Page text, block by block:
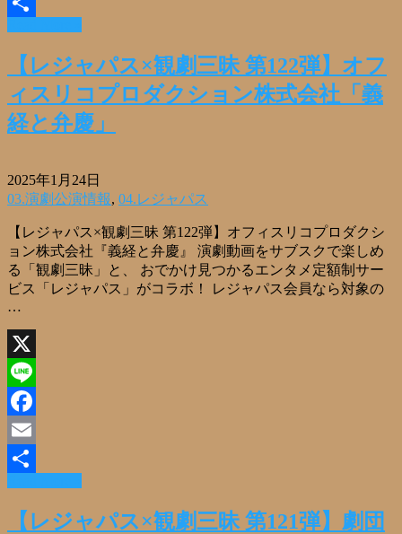
共
【レジャパス×観劇三昧 第122弾】オフ
ィスリコプロダクション株式会社「義
経と弁慶」
2025年1月24日
03.演劇公演情報, 04.レジャパス
【レジャパス×観劇三昧 第122弾】オフィスリコプロダクシ
ョン株式会社『義経と弁慶』 演劇動画をサブスクで楽しめ
る「観劇三昧」と、 おでかけ見つかるエンタメ定額制サー
ビス「レジャパス」がコラボ！ レジャパス会員なら対象の
…
X
Line
Facebook
Email
共
【レジャパス×観劇三昧 第121弾】劇団